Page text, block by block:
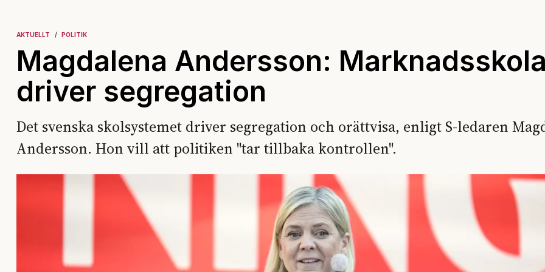
AKTUELLT POLITIK
Magdalena Andersson:
driver segregation
Det svenska skolsystemet driver segregation och orättvisa, enligt S-ledaren
Andersson. Hon vill att politiken "tar tillbaka kontrollen".